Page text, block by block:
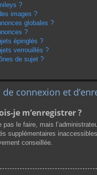
?
images ?
globales ?
?
épinglés ?
verrouillés ?
de sujet ?
connexion et
je m’enregistrer ?
pas le faire, mais
supplémentaires
conseillée.